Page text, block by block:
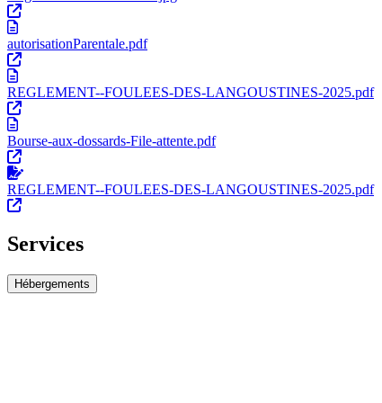
autorisationParentale.pdf
REGLEMENT--FOULEES-DES-LANGOUSTINES-2025.pdf
Bourse-aux-dossards-File-attente.pdf
REGLEMENT--FOULEES-DES-LANGOUSTINES-2025.pdf
Services
Hébergements